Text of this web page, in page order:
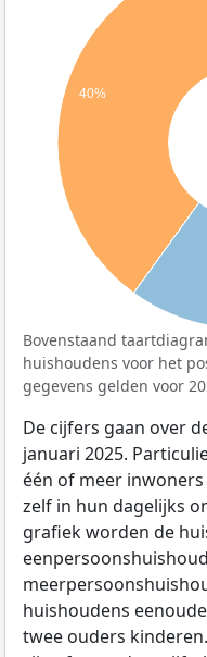
40%
Bovenstaand
huishoudens voor het
gegevens gelden voor
De cijfers gaan over
januari 2025.
één of meer
zelf in hun dagelijks
grafiek worden de
huishoudens
twee ouders